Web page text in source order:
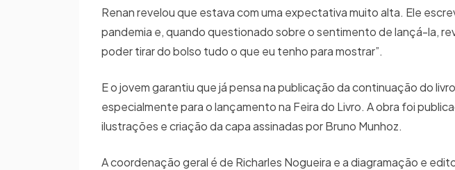
Renan revelou que estava com uma expectativa muito alta. Ele
pandemia e, quando questionado sobre o sentimento de lançá-la,
poder tirar do bolso tudo o que eu tenho para mostrar”.
E o jovem garantiu que já pensa na publicação da continuação do
especialmente para o lançamento na Feira do Livro. A obra foi
ilustrações e criação da capa assinadas por Bruno Munhoz.
A coordenação geral é de Richarles Nogueira e a diagramação e